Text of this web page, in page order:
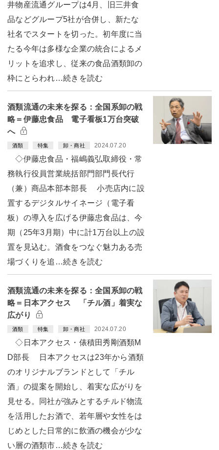
井物産流通グループは4月、旧三井食
品などグループ5社が合併し、新たな
社名でスタートを切った。初年度に当
たる今年は多様な企業の統合によるメ
リットを追求し、従来の食品酒類卸の
枠にとらわれ…続きを読む
酒類流通の未来を探る：全国系卸の戦
略＝伊藤忠食品 電子看板1万台突破
へ
酒類 特集 卸・商社 2024.07.20
◇伊藤忠食品・福嶋義弘取締役・常
務執行役員営業統括部門部門長代行
（兼）商品本部本部長 小売店内に設
置するデジタルサイネージ（電子看
板）の導入を広げる伊藤忠食品は、今
期（25年3月期）中に計1万台以上の設
置を見込む。酒食をつなぐ魅力ある売
場づくりを追…続きを読む
酒類流通の未来を探る：全国系卸の戦
略＝日本アクセス 「チル酒」着実な
広がり
酒類 特集 卸・商社 2024.07.20
◇日本アクセス・俵積田秀剛酒類M
D部長 日本アクセスは23年から酒類
のオリジナルブランドとして「チル
酒」の提案を開始し、着実な広がりを
見せる。同社が強みとするチルド物流
を活用したお酒で、若年層や女性をは
じめとした日常的に飲酒の機会が少な
い層の酒類市…続きを読む